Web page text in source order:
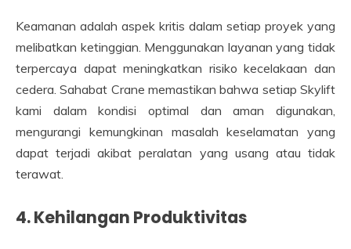
Keamanan adalah aspek kritis dalam setiap proyek yang
melibatkan ketinggian. Menggunakan layanan yang tidak
terpercaya dapat meningkatkan risiko kecelakaan dan
cedera. Sahabat Crane memastikan bahwa setiap Skylift
kami dalam kondisi optimal dan aman digunakan,
mengurangi kemungkinan masalah keselamatan yang
dapat terjadi akibat peralatan yang usang atau tidak
terawat.
4. Kehilangan Produktivitas